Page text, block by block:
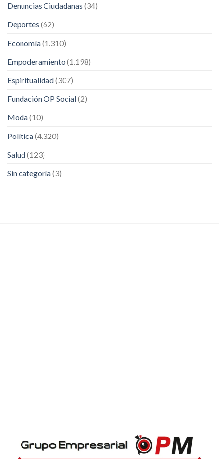
Denuncias Ciudadanas (34)
Deportes (62)
Economía(1.310)
Empoderamiento (1.198)
Espiritualidad(307)
Fundación OP Social(2)
Moda(10)
Política(4.320)
Salud(123)
Sin categoría(3)